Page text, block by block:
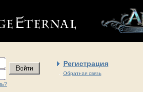
Регистрация
Обратная связь